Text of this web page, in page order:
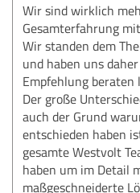
Wir sind wirklich
Gesamterfahrung
Wir standen dem
und haben uns
Empfehlung beraten
Der große
auch der Grund
entschieden haben
gesamte Westvolt
haben um im Detail
maßgeschneiderte